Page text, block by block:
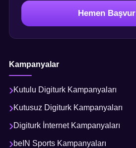
Hemen Başvur
Kampanyalar
Kutulu Digiturk Kampanyaları
Kutusuz Digiturk Kampanyaları
Digiturk İnternet Kampanyaları
beIN Sports Kampanyaları